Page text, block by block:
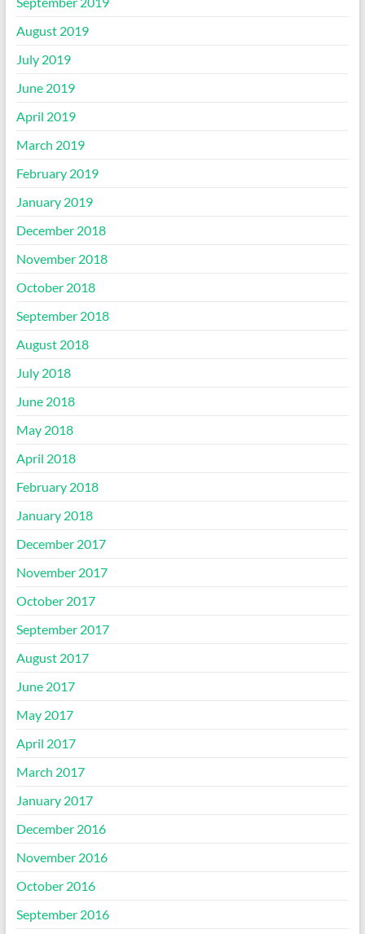
August 2019
July 2019
June 2019
April 2019
March 2019
February 2019
January 2019
December 2018
November 2018
October 2018
September 2018
August 2018
July 2018
June 2018
May 2018
April 2018
February 2018
January 2018
December 2017
November 2017
October 2017
September 2017
August 2017
June 2017
May 2017
April 2017
March 2017
January 2017
December 2016
November 2016
October 2016
September 2016